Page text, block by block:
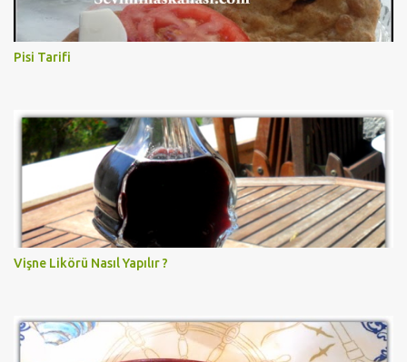
Pisi Tarifi
Vişne Likörü Nasıl Yapılır ?